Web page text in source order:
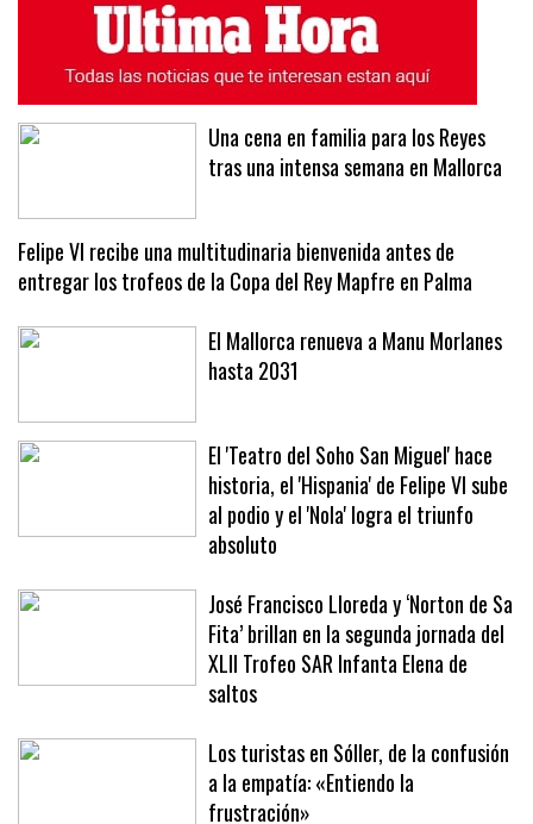
ÚLTIMAS NOTICIAS MÁS LEÍDAS
Una cena en familia para los Reyes
Felipe VI recibe una multitudinaria bienvenida antes de
entregar los trofeos de la Copa del Rey Mapfre en Palma
El Mallorca renueva a Manu Morlanes
El 'Teatro del Soho San Miguel' hace
historia, el 'Hispania' de Felipe VI sube
al podio y el 'Nola' logra el triunfo
absoluto
José Francisco Lloreda y ‘Norton de Sa
Fita’ brillan en la segunda jornada del
XLII Trofeo SAR Infanta Elena de
saltos
Los turistas en Sóller, de la confusión